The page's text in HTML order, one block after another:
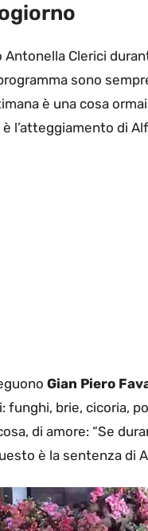
Clerici
sono
è una cosa
l’atteggiamento di
Gian Piero
brie, cicoria,
di amore: “Se
è la sentenza di